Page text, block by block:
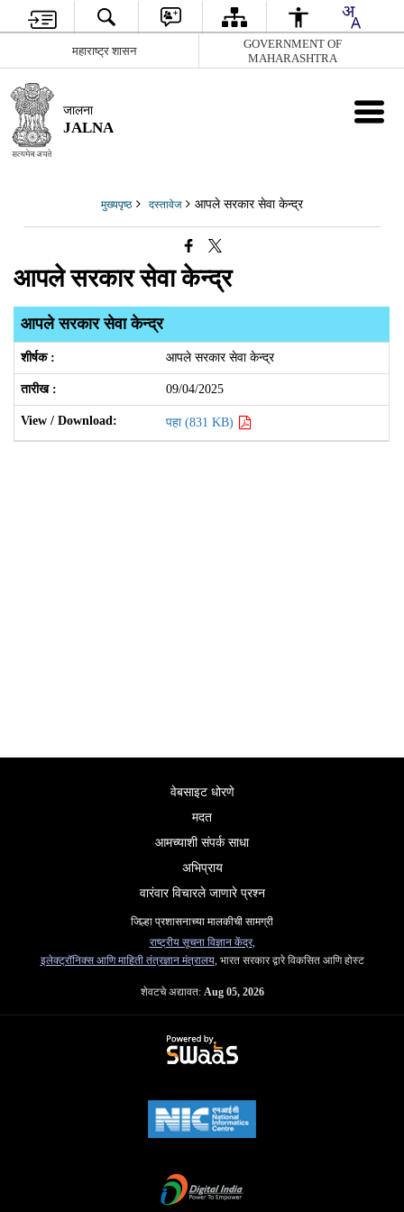
महाराष्ट्र शासन
GOVERNMENT OF
MAHARASHTRA
जालना
JALNA
मुख्यपृष्ठ दस्तावेज आपले सरकार सेवा केन्द्र
आपले सरकार सेवा केन्द्र
आपले सरकार सेवा केन्द्र
आपले सरकार सेवा केन्द्र
09/04/2025
पहा (831 KB)
वेबसाइट धोरणे
मदत
आमच्याशी संपर्क साधा
अभिप्राय
वारंवार विचारले जाणारे प्रश्न
जिल्हा प्रशासनाच्या मालकीची सामग्री
राष्ट्रीय सूचना विज्ञान केंद्र,
इलेक्ट्रॉनिक्स आणि माहिती तंत्रज्ञान मंत्रालय, भारत सरकार द्वारे विकसित आणि होस्ट
शेवटचे अद्यावत: Aug 05, 2026